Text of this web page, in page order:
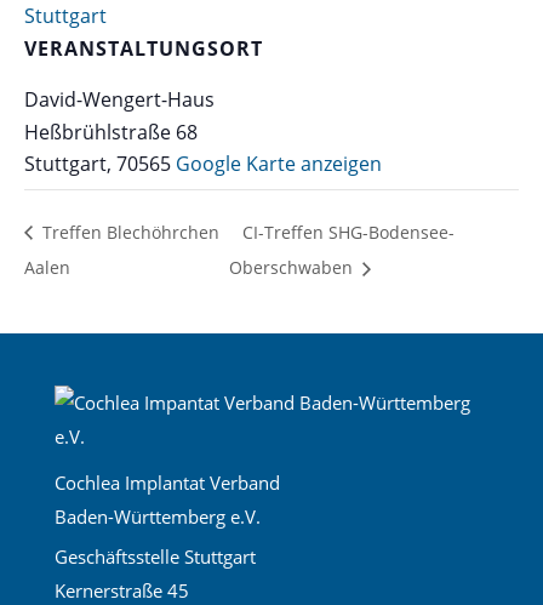
Stuttgart
VERANSTALTUNGSORT
David-Wengert-Haus
Heßbrühlstraße 68
Stuttgart, 70565 Google Karte anzeigen
Treffen Blechöhrchen
Aalen
CI-Treffen SHG-Bodensee-
Oberschwaben
Cochlea Implantat Verband
Baden-Württemberg e.V.
Geschäftsstelle Stuttgart
Kernerstraße 45